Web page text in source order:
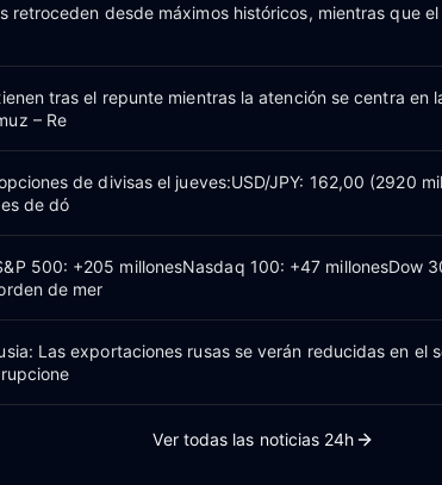
retroceden desde máximos históricos, mientras que
tras el repunte mientras la atención se centra en
– Re
de divisas el jueves:USD/JPY: 162,00 (2920
de dó
500: +205 millonesNasdaq 100: +47 millonesDow
de mer
Las exportaciones rusas se verán reducidas en el
Ver todas las noticias 24h